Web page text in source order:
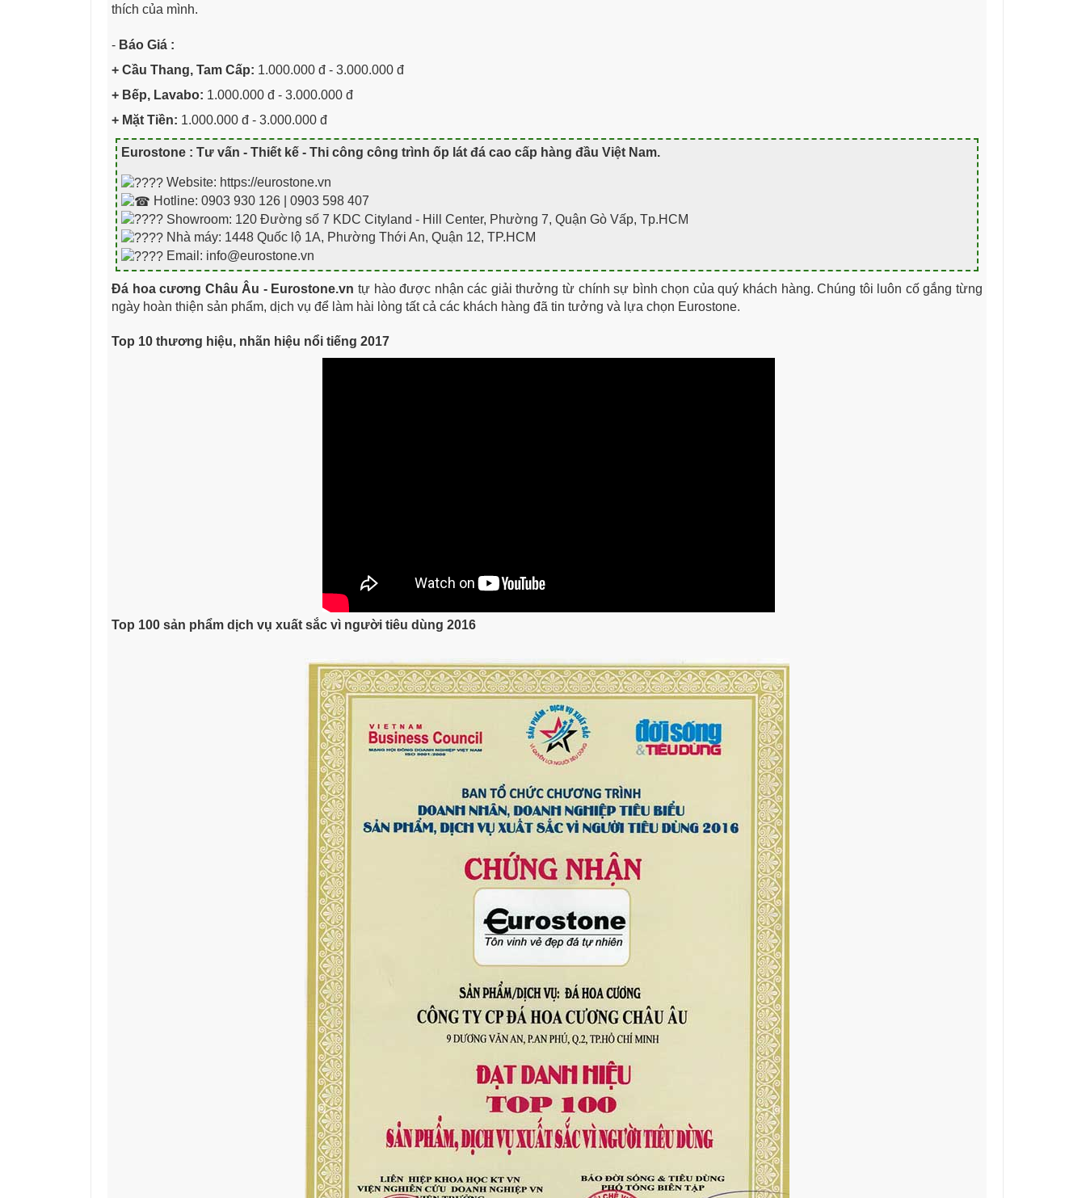
thích của mình.
- Báo Giá :
+ Cầu Thang, Tam Cấp: 1.000.000 đ - 3.000.000 đ
+ Bếp, Lavabo: 1.000.000 đ - 3.000.000 đ
+ Mặt Tiền: 1.000.000 đ - 3.000.000 đ
Eurostone : Tư vấn - Thiết kế - Thi công công trình ốp lát đá cao cấp hàng đầu Việt Nam.
Website: https://eurostone.vn
Hotline: 0903 930 126 | 0903 598 407
Showroom: 120 Đường số 7 KDC Cityland - Hill Center, Phường 7, Quận Gò Vấp, Tp.HCM
Nhà máy: 1448 Quốc lộ 1A, Phường Thới An, Quận 12, TP.HCM
Email: info@eurostone.vn
Đá hoa cương Châu Âu - Eurostone.vn tự hào được nhận các giải thưởng từ chính sự bình chọn của quý khách hàng. Chúng tôi luôn cố gắng từng
ngày hoàn thiện sản phẩm, dịch vụ để làm hài lòng tất cả các khách hàng đã tin tưởng và lựa chọn Eurostone.
Top 10 thương hiệu, nhãn hiệu nổi tiếng 2017
Top 100 sản phẩm dịch vụ xuất sắc vì người tiêu dùng 2016